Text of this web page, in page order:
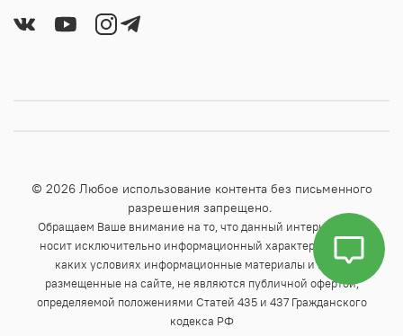
© 2026 Любое использование контента без письменного
разрешения запрещено.
Обращаем Ваше внимание на то, что данный интернет-сайт
носит исключительно информационный характер и ни при
каких условиях информационные материалы и цены,
размещенные на сайте, не являются публичной офертой,
определяемой положениями Статей 435 и 437 Гражданского
кодекса РФ